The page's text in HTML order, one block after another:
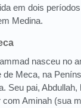
em dois
Medina.
nasceu no
Meca, na
Seu pai,
Aminah (sua